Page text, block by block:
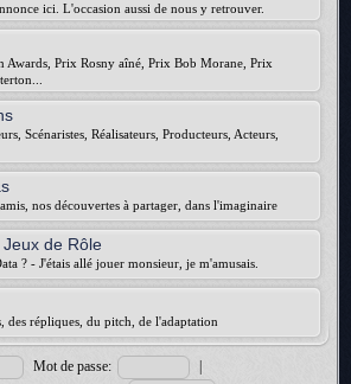
ici. L'occasion aussi de nous y retrouver.
Awards, Prix Rosny aîné, Prix Bob Morane, Prix
Scénaristes, Réalisateurs, Producteurs, Acteurs,
nos découvertes à partager, dans l'imaginaire
de Rôle
? - J'étais allé jouer monsieur, je m'amusais.
des répliques, du pitch, de l'adaptation
Mot de passe:
|